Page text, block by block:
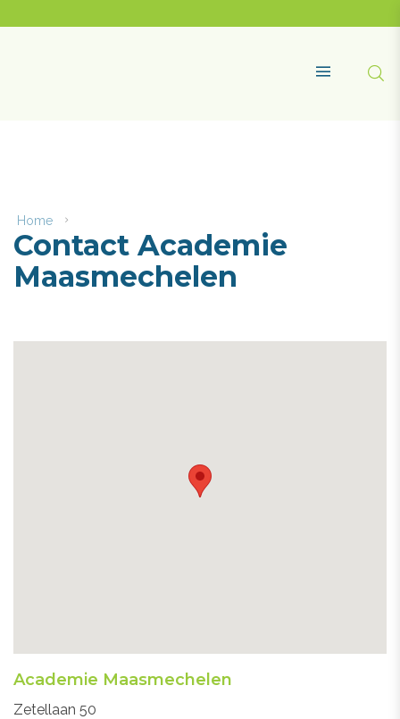
content
Home
Academie
Maasmechelen
Contact Academie
Maasmechelen
Academie Maasmechelen
Adres
Zetellaan 50